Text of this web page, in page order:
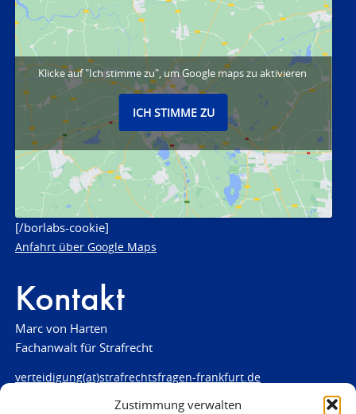
Zustimmung verwalten
Klicke auf "Ich stimme zu", um Google maps zu aktivieren
ICH STIMME ZU
[/borlabs-cookie]
Anfahrt über Google Maps
Kontakt
Marc von Harten
Fachanwalt für Strafrecht
verteidigung(at)strafrechtsfragen-frankfurt.de
www.strafrechtsfragen-frankfurt.de